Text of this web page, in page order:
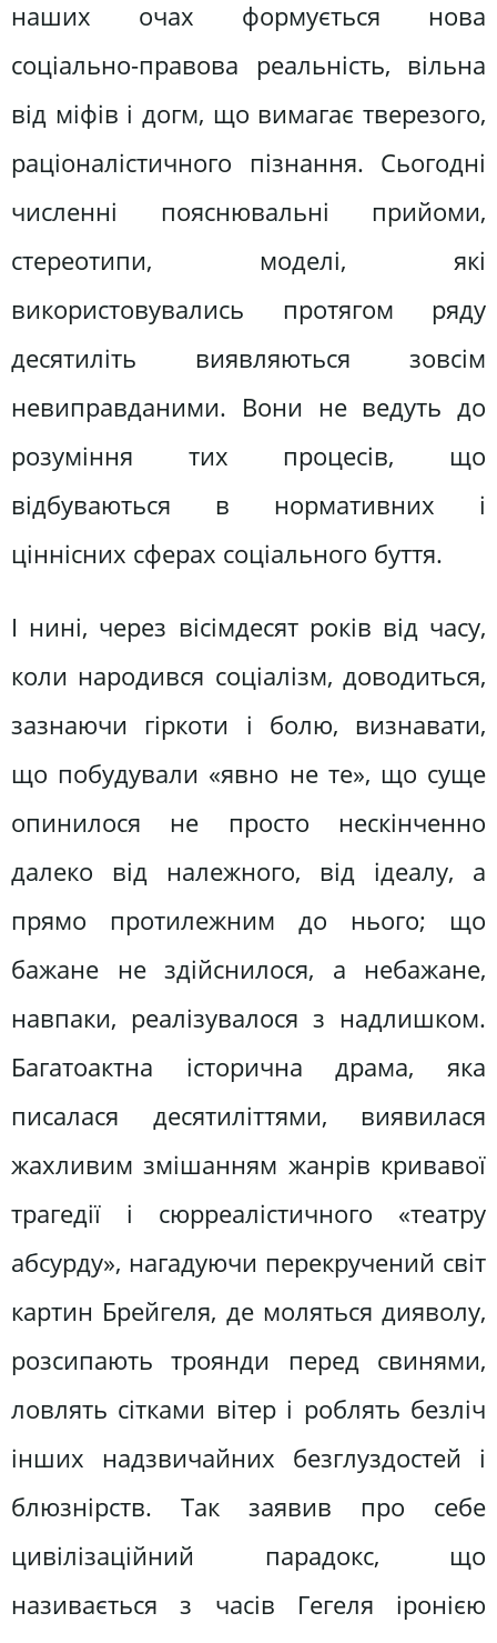
наших очах формується нова
соціально-правова реальність, вільна
від міфів і догм, що вимагає тверезого,
раціоналістичного пізнання. Сьогодні
численні пояснювальні прийоми,
стереотипи, моделі, які
використовувались протягом ряду
десятиліть виявляються зовсім
невиправданими. Вони не ведуть до
розуміння тих процесів, що
відбуваються в нормативних і
ціннісних сферах соціального буття.
І нині, через вісімдесят років від часу,
коли народився соціалізм, доводиться,
зазнаючи гіркоти і болю, визнавати,
що побудували «явно не те», що суще
опинилося не просто нескінченно
далеко від належного, від ідеалу, а
прямо протилежним до нього; що
бажане не здійснилося, а небажане,
навпаки, реалізувалося з надлишком.
Багатоактна історична драма, яка
писалася десятиліттями, виявилася
жахливим змішанням жанрів кривавої
трагедії і сюрреалістичного «театру
абсурду», нагадуючи перекручений світ
картин Брейгеля, де моляться дияволу,
розсипають троянди перед свинями,
ловлять сітками вітер і роблять безліч
інших надзвичайних безглуздостей і
блюзнірств. Так заявив про себе
цивілізаційний парадокс, що
називається з часів Гегеля іронією